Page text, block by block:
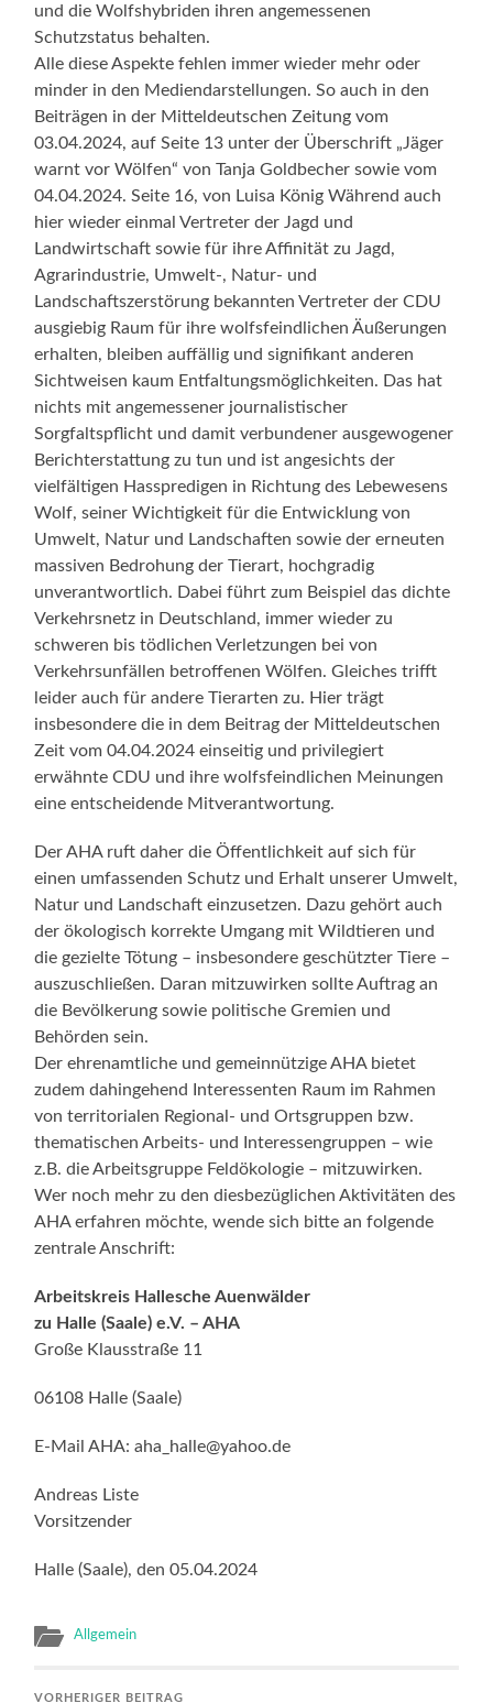
und die Wolfshybriden ihren angemessenen
Schutzstatus behalten.
Alle diese Aspekte fehlen immer wieder mehr oder
minder in den Mediendarstellungen. So auch in den
Beiträgen in der Mitteldeutschen Zeitung vom
03.04.2024, auf Seite 13 unter der Überschrift „Jäger
warnt vor Wölfen“ von Tanja Goldbecher sowie vom
04.04.2024. Seite 16, von Luisa König Während auch
hier wieder einmal Vertreter der Jagd und
Landwirtschaft sowie für ihre Affinität zu Jagd,
Agrarindustrie, Umwelt-, Natur- und
Landschaftszerstörung bekannten Vertreter der CDU
ausgiebig Raum für ihre wolfsfeindlichen Äußerungen
erhalten, bleiben auffällig und signifikant anderen
Sichtweisen kaum Entfaltungsmöglichkeiten. Das hat
nichts mit angemessener journalistischer
Sorgfaltspflicht und damit verbundener ausgewogener
Berichterstattung zu tun und ist angesichts der
vielfältigen Hasspredigen in Richtung des Lebewesens
Wolf, seiner Wichtigkeit für die Entwicklung von
Umwelt, Natur und Landschaften sowie der erneuten
massiven Bedrohung der Tierart, hochgradig
unverantwortlich. Dabei führt zum Beispiel das dichte
Verkehrsnetz in Deutschland, immer wieder zu
schweren bis tödlichen Verletzungen bei von
Verkehrsunfällen betroffenen Wölfen. Gleiches trifft
leider auch für andere Tierarten zu. Hier trägt
insbesondere die in dem Beitrag der Mitteldeutschen
Zeit vom 04.04.2024 einseitig und privilegiert
erwähnte CDU und ihre wolfsfeindlichen Meinungen
eine entscheidende Mitverantwortung.
Der AHA ruft daher die Öffentlichkeit auf sich für
einen umfassenden Schutz und Erhalt unserer Umwelt,
Natur und Landschaft einzusetzen. Dazu gehört auch
der ökologisch korrekte Umgang mit Wildtieren und
die gezielte Tötung – insbesondere geschützter Tiere –
auszuschließen. Daran mitzuwirken sollte Auftrag an
die Bevölkerung sowie politische Gremien und
Behörden sein.
Der ehrenamtliche und gemeinnützige AHA bietet
zudem dahingehend Interessenten Raum im Rahmen
von territorialen Regional- und Ortsgruppen bzw.
thematischen Arbeits- und Interessengruppen – wie
z.B. die Arbeitsgruppe Feldökologie – mitzuwirken.
Wer noch mehr zu den diesbezüglichen Aktivitäten des
AHA erfahren möchte, wende sich bitte an folgende
zentrale Anschrift:
Arbeitskreis Hallesche Auenwälder
zu Halle (Saale) e.V. – AHA
Große Klausstraße 11
06108 Halle (Saale)
E-Mail AHA: aha_halle@yahoo.de
Andreas Liste
Vorsitzender
Halle (Saale), den 05.04.2024
Allgemein
VORHERIGER BEITRAG